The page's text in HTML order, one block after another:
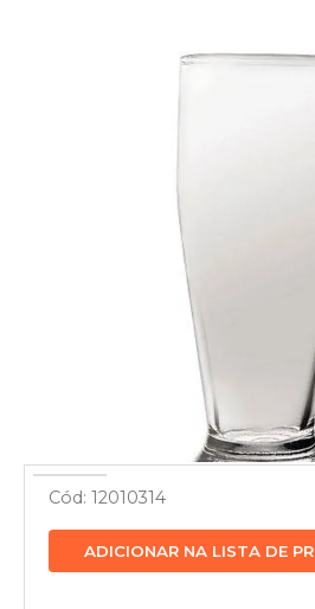
12010314
ADICIONAR NA LISTA DE